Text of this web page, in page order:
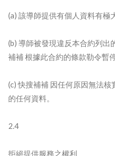
(a) 該導師提供有個人資料有極
(b) 導師被發現違反本合約列出
補補 根據此合約的條款勒令暫
(c) 快搜補補 因任何原因無法
的任何資料。
2.4
拒絕提供服務之權利